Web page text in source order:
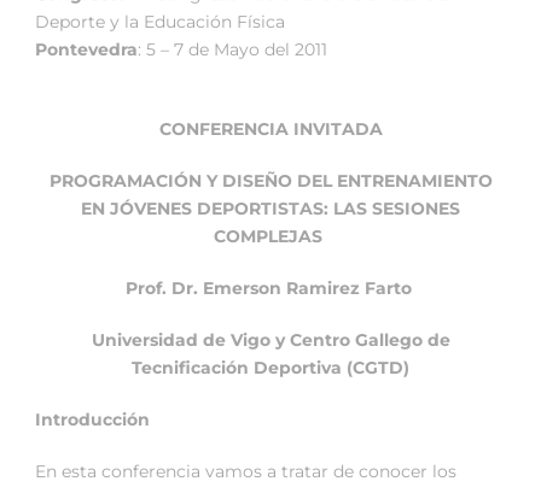
Deporte y la Educación Física
Pontevedra: 5 – 7 de Mayo del 2011
CONFERENCIA INVITADA
PROGRAMACIÓN Y DISEÑO DEL ENTRENAMIENTO
EN JÓVENES DEPORTISTAS: LAS SESIONES
COMPLEJAS
Prof. Dr. Emerson Ramirez Farto
Universidad de Vigo y Centro Gallego de
Tecnificación Deportiva (CGTD)
Introducción
En esta conferencia vamos a tratar de conocer los